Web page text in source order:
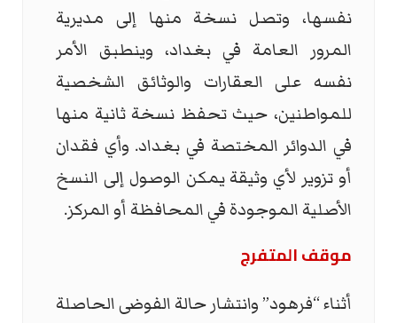
نفسها، وتصل نسخة منها إلى مديرية
المرور العامة في بغداد، وينطبق الأمر
نفسه على العقارات والوثائق الشخصية
للمواطنين، حيث تحفظ نسخة ثانية منها
في الدوائر المختصة في بغداد. وأي فقدان
أو تزوير لأي وثيقة يمكن الوصول إلى النسخ
الأصلية الموجودة في المحافظة أو المركز.
موقف المتفرج
أثناء “فرهود” وانتشار حالة الفوضى الحاصلة